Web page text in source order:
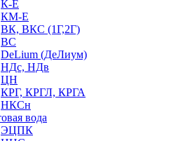
К-Е
КМ-Е
ВК, ВКС (1Г,2Г)
ВС
DeLium (ДеЛиум)
НДс, НДв
ЦН
КРГ, КРГЛ, КРГА
НКСн
вода
ЭЦПК